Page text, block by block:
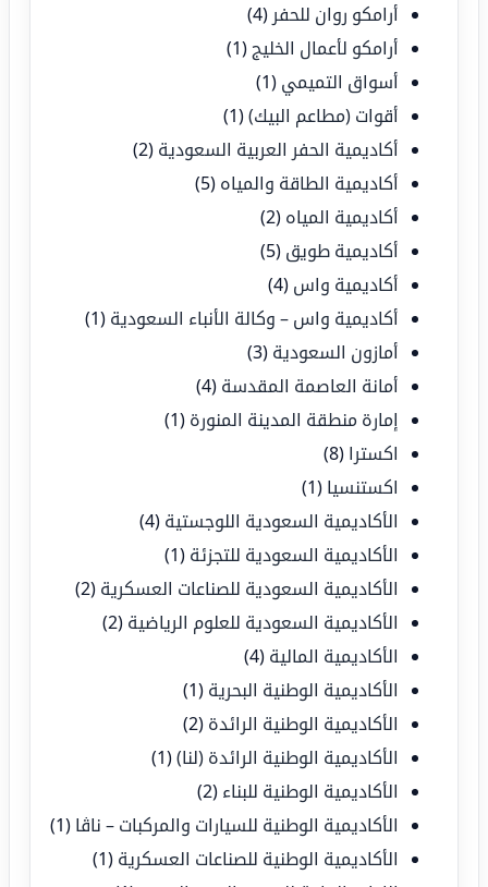
أرامكو روان للحفر (4)
أرامكو لأعمال الخليج (1)
أسواق التميمي (1)
أقوات (مطاعم البيك)(1)
أكاديمية الحفر العربية السعودية (2)
أكاديمية الطاقة والمياه (5)
أكاديمية المياه (2)
أكاديمية طويق (5)
أكاديمية واس (4)
أكاديمية واس – وكالة الأنباء السعودية (1)
أمازون السعودية (3)
أمانة العاصمة المقدسة (4)
إمارة منطقة المدينة المنورة (1)
اكسترا (8)
اكستنسيا (1)
الأكاديمية السعودية اللوجستية (4)
الأكاديمية السعودية للتجزئة (1)
الأكاديمية السعودية للصناعات العسكرية (2)
الأكاديمية السعودية للعلوم الرياضية (2)
الأكاديمية المالية (4)
الأكاديمية الوطنية البحرية (1)
الأكاديمية الوطنية الرائدة (2)
الأكاديمية الوطنية الرائدة (لنا)(1)
الأكاديمية الوطنية للبناء (2)
الأكاديمية الوطنية للسيارات والمركبات – ناڤا (1)
الأكاديمية الوطنية للصناعات العسكرية (1)